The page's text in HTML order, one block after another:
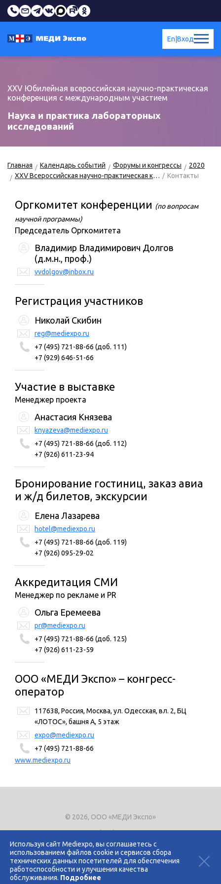
Используя сайт Mediexpo, вы соглашаетесь с
использованием файлов cookie и сервисов сбора
технических данных посетителей для обеспечения
работоспособности и улучшения качества
обслуживания. Подробнее
Вход
En
XXV Юбилейная всероссийская научно-практическая
конференция с международным участием
Наука и практика лабораторных
исследований
Главная Календарь событий Форумы и конгрессы
2020
XXV Всероссийская научно-практическая конференция «Наука и практика лабораторных исследований»
Контакты
Оргкомитет конференции (по вопросам
научной программы)
Председатель Оргкомитета
Владимир Владимирович Долгов
(д.м.н., проф.)
vvdolgov@inbox.ru
Регистрация участников
Николай Скибин
reg@mediexpo.ru
+7 (495) 721-88-66 (доб. 111)
+7 (929) 646-51-66
Участие в выставке
Менеджер проекта
Анастасия Князева
knyazeva@mediexpo.ru
+7 (495) 721-88-66 (доб. 112)
+7 (926) 611-23-94
Бронирование гостиниц, заказ авиа
и ж/д билетов, экскурсии
Елена Лазарева
hotel@mediexpo.ru
+7 (495) 721-88-66 (доб. 119)
+7 (926) 095-29-02
Аккредитация СМИ
Менеджер по рекламе и PR
Ольга Еремеева
pr@mediexpo.ru
+7 (495) 721-88-66 (доб. 125)
+7 (926) 611-23-59
ООО «МЕДИ Экспо» – конгресс-
оператор
117638, Россия, Москва, ул. Одесская, вл. 2, БЦ
«ЛОТОС», башня А, 5 этаж
expo@mediexpo.ru
+7 (495) 721-88-66
www.mediexpo.ru
© 2026, ООО «МЕДИ Экспо»
Тел.+7 (495) 721-8866
E-mail:expo@mediexpo.ru
Контакты
Политика использования cookies
Политика конфиденциальности